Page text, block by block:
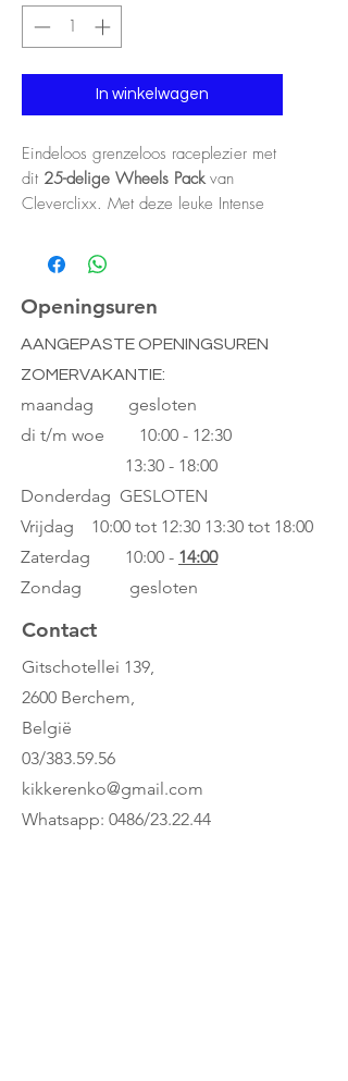
In winkelwagen
Eindeloos grenzeloos raceplezier met
dit 25-delige Wheels Packvan
Cleverclixx. Met deze leuke Intense
hij of zij verschillende vormen in
verschillende kleuren kennen. Het is
een leuke set om een superleuke auto
Cleverclixx groeit ook met je kids
mee. Vanaf 3 jaar kan je ermee aan
de slag om het concept van 3D
kunnen meer complexe bouwwerken
gemaakt worden en in de lagere
school is het zelfs een handig
hulpmiddel bij wiskundige
oefeningen.
Ook leuk! Bouw tegen de verwarming
en maak zo een verticaal kunstwerk.
Of teken er met uitwisbare
stiften allerlei letters en cijfers op en
ga zo creatief aan de slag met de
magnetische bouwsets van
Openingsuren
AANGEPASTE OPENINGSUREN
ZOMERVAKANTIE:
maandag gesloten
di t/m woe 10:00 - 12:30
13:30 - 18:00
Donderdag GESLOTEN
Vrijdag 10:00 tot 12:30 13:30 tot 18:00
Zaterdag 10:00 - 14:00
Zondag gesloten
Contact
Gitschotellei 139,
2600 Berchem,
België
03/383.59.56
kikkerenko@gmail.com
Whatsapp: 0486/23.22.44